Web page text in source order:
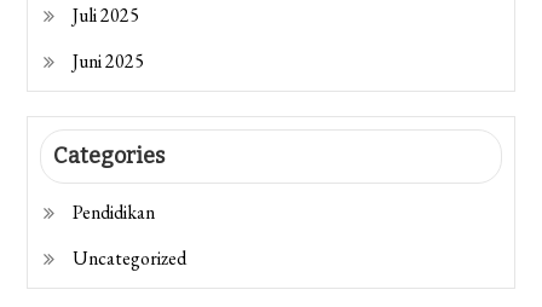
Juli 2025
Juni 2025
Categories
Pendidikan
Uncategorized